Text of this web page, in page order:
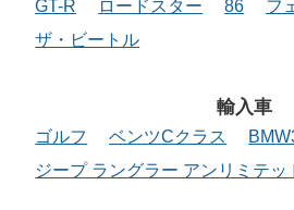
GT-R ロードスター 86 フ
ザ・ビートル
輸入車
ゴルフ ベンツCクラス
ジープ ラングラー アンリミテッ